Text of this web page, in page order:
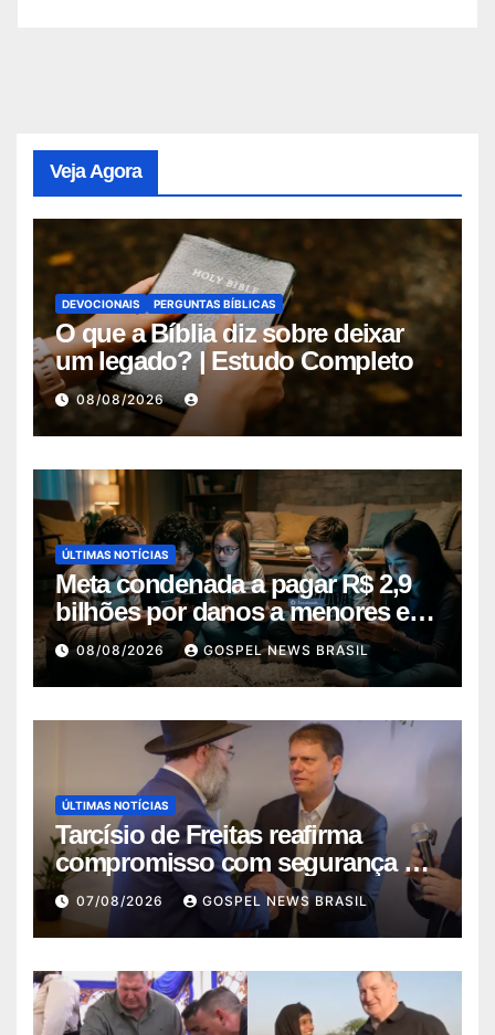
Veja Agora
DEVOCIONAIS PERGUNTAS BÍBLICAS
O que a Bíblia diz sobre deixar
um legado? | Estudo Completo
08/08/2026
ÚLTIMAS NOTÍCIAS
Meta condenada a pagar R$ 2,9
bilhões por danos a menores em
decis…
08/08/2026 GOSPEL NEWS BRASIL
ÚLTIMAS NOTÍCIAS
Tarcísio de Freitas reafirma
compromisso com segurança da
comunid…
07/08/2026 GOSPEL NEWS BRASIL